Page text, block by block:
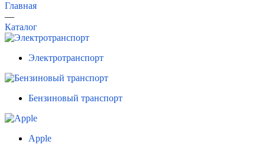
Главная
—
Каталог
Электротранспорт
Бензиновый транспорт
Apple